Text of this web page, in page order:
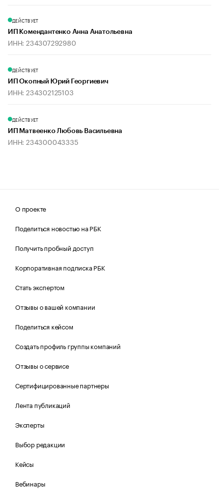
ДЕЙСТВУЕТ
ИП Комендантенко Анна Анатольевна
ИНН: 234307292980
ДЕЙСТВУЕТ
ИП Окопный Юрий Георгиевич
ИНН: 234302125103
ДЕЙСТВУЕТ
ИП Матвеенко Любовь Васильевна
ИНН: 234300043335
О проекте
Поделиться новостью на РБК
Получить пробный доступ
Корпоративная подписка РБК
Стать экспертом
Отзывы о вашей компании
Поделиться кейсом
Создать профиль группы компаний
Отзывы о сервисе
Сертифицированные партнеры
Лента публикаций
Эксперты
Выбор редакции
Кейсы
Вебинары